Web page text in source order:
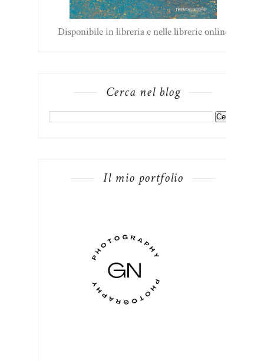
Disponibile in libreria e nelle librerie online
Cerca nel blog
Il mio portfolio